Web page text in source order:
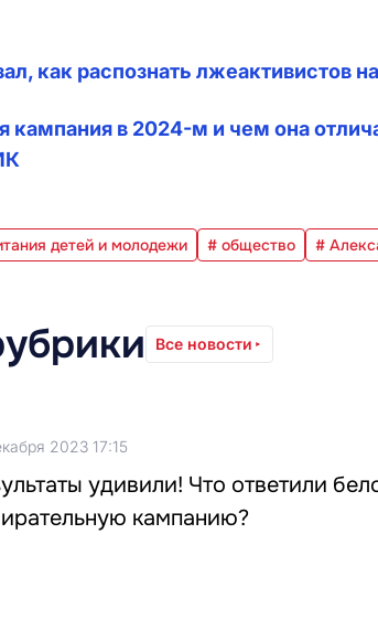
как распознать лжеактивистов
кампания в 2024-м и чем она
детей и молодежи # общество #
Все новости
2023 17:15
удивили! Что ответили
кампанию?